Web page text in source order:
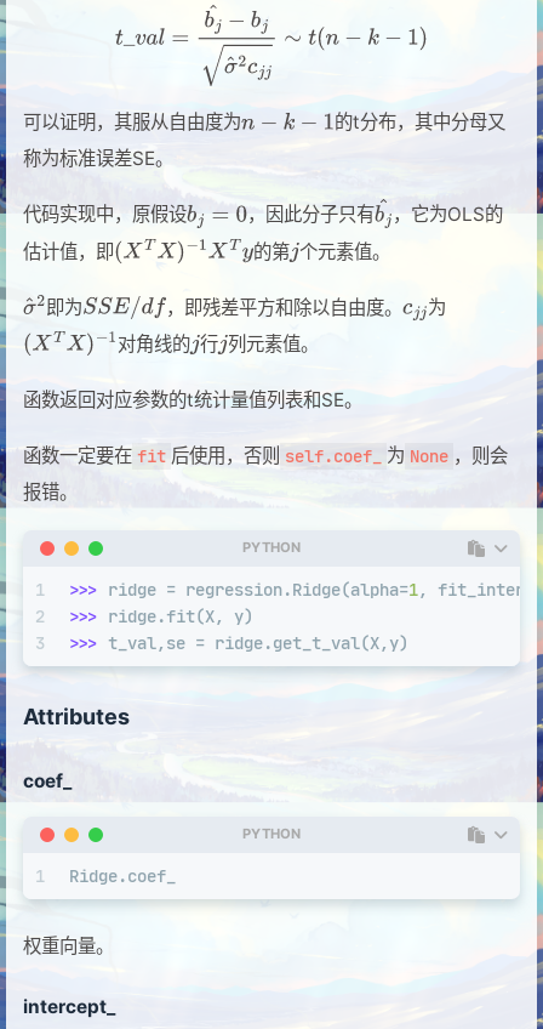
可以证明，其服从自由度为
的t分布，其中分母又
称为标准误差SE。
代码实现中，原假设 ，因此分子只有
，它为OLS的
估计值，即
的第 个元素值。
即为 ，即残差平方和除以自由度。
为
对角线的 行 列元素值。
函数返回对应参数的t统计量值列表和SE。
函数一定要在 fit 后使用，否则 self.coef_ 为 None ，则会
报错。
PYTHON
1
2
3
>>> ridge = regression.Ridge(alpha=1,
>>> ridge.fit(X, y)
>>> t_val,se = ridge.get_t_val(X,y)
Attributes
coef_
PYTHON
1 Ridge.coef_
权重向量。
intercept_